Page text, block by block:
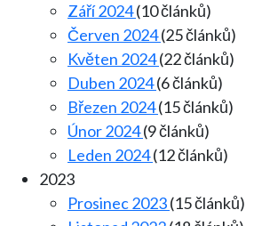
Září 2024(10 článků)
Červen 2024(25 článků)
Květen 2024(22 článků)
Duben 2024(6 článků)
Březen 2024(15 článků)
Únor 2024(9 článků)
Leden 2024(12 článků)
2023
Prosinec 2023(15 článků)